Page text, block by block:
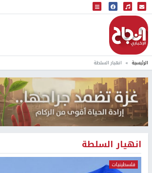
البث المباشر
إذاعة النجاح
الرئيسية انهيار السلطة
انهيار السلطة
فلسطينيات